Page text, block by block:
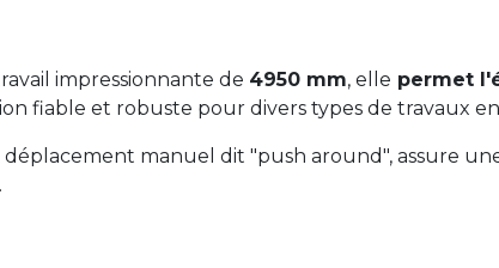
impressionnante de 4950 mm, elle permet
fiable et robuste pour divers types de travaux
manuel dit "push around", assure